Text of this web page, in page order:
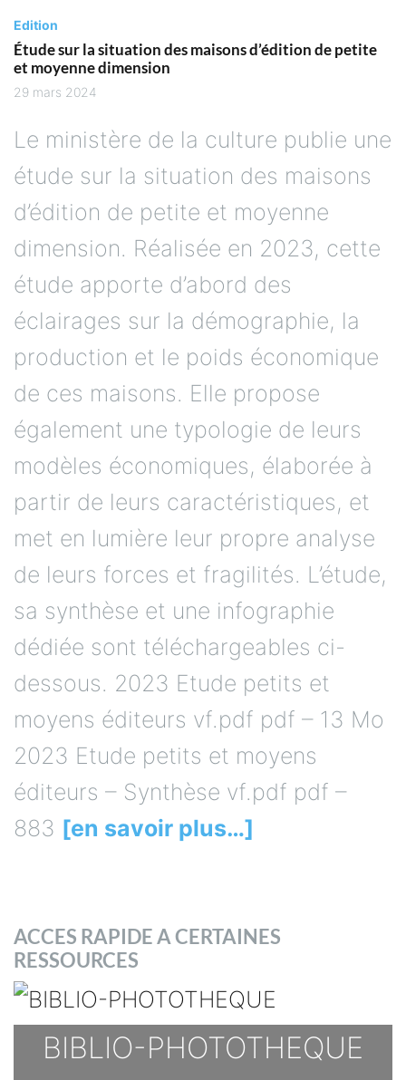
Edition
Étude sur la situation des maisons d’édition de petite
et moyenne dimension
29 mars 2024
Le ministère de la culture publie une
étude sur la situation des maisons
d’édition de petite et moyenne
dimension. Réalisée en 2023, cette
étude apporte d’abord des
éclairages sur la démographie, la
production et le poids économique
de ces maisons. Elle propose
également une typologie de leurs
modèles économiques, élaborée à
partir de leurs caractéristiques, et
met en lumière leur propre analyse
de leurs forces et fragilités. L’étude,
sa synthèse et une infographie
dédiée sont téléchargeables ci-
dessous. 2023 Etude petits et
moyens éditeurs vf.pdf pdf – 13 Mo
2023 Etude petits et moyens
éditeurs – Synthèse vf.pdf pdf –
883 [en savoir plus…]
ACCES RAPIDE A CERTAINES
RESSOURCES
BIBLIO-PHOTOTHEQUE